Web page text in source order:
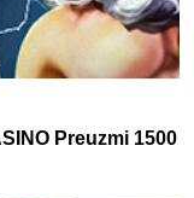
Preuzmi 1500